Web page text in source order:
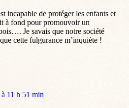
incapable de protéger les enfants et
à fond pour promouvoir un
Je savais que notre société
cette fulgurance m’inquiète !
11 h 51 min